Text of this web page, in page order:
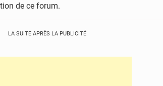
de ce forum.
LA SUITE APRÈS LA PUBLICITÉ